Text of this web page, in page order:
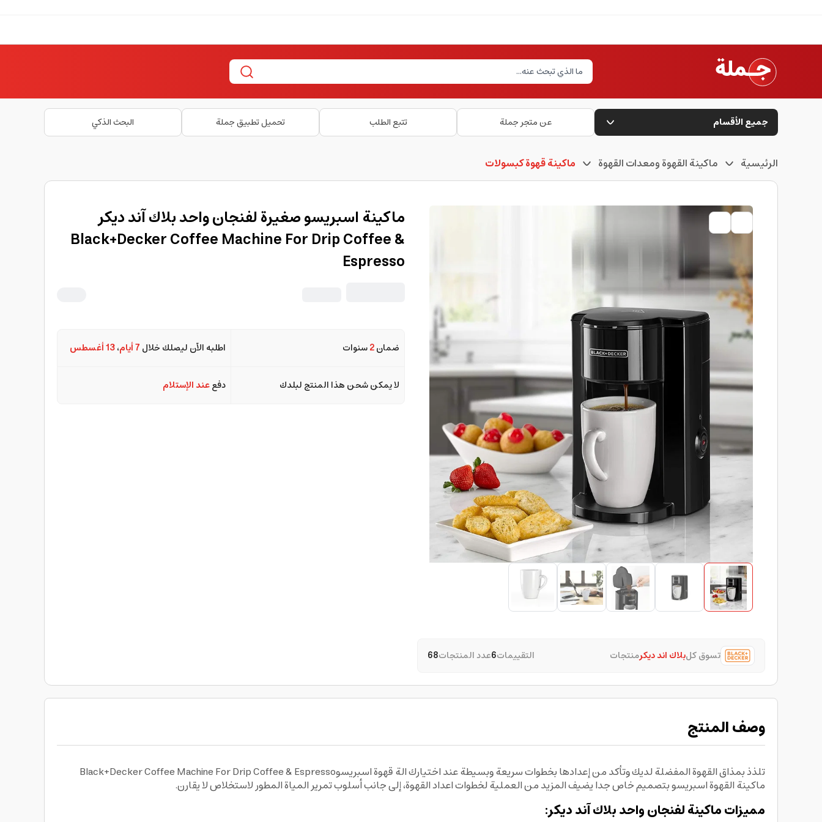
جميع الأقسام عن متجر جملة تتبع الطلب تحميل تطبيق جملة البحث الذكي
الرئيسية ماكينة القهوة ومعدات القهوة ماكينة قهوة كبسولات
تسوق كلبلاك اند ديكرمنتجات التقييمات6عدد المنتجات68
ماكينة اسبريسو صغيرة لفنجان واحد بلاك آند ديكر
Black+Decker Coffee Machine For Drip Coffee &
Espresso
ضمان2سنوات اطلبه الآن ليصلك خلال 7 أيام ،13 أغسطس
لا يمكن شحن هذا المنتج لبلدك دفععند الإستلام
وصف المنتج
تلذذ بمذاق القهوة المفضلة لديك وتأكد من إعدادها بخطوات سريعة وبسيطة عند اختيارك الة قهوة اسبريسوBlack+Decker Coffee Machine For Drip Coffee & Espresso
ماكينة القهوة اسبريسو بتصميم خاص جدا يضيف المزيد من العملية لخطوات اعداد القهوة، إلى جانب أسلوب تمرير المياة المطور لاستخلاص لا يقارن.
مميزات ماكينة لفنجان واحد بلاك آند ديكر: